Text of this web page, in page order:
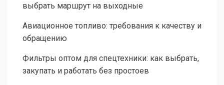
выбрать маршрут на выходные
Авиационное топливо: требования к качеству и
обращению
Фильтры оптом для спецтехники: как выбрать,
закупать и работать без простоев